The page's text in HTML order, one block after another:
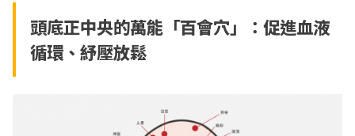
頭底正中央的萬能「百會穴」：促進血液
循環、紓壓放鬆